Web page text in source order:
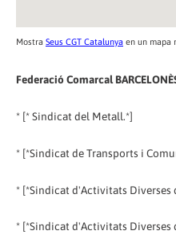
Mostra Seus CGT Catalunya en un mapa
Federació Comarcal
* [* Sindicat del Metall.*]
* [*Sindicat de Transports i
* [*Sindicat d'Activitats Diverses
* [*Sindicat d'Activitats Diverses